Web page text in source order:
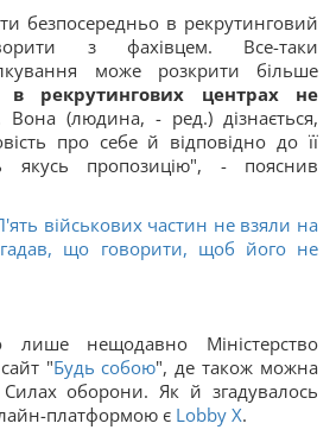
безпосередньо в рекрутинговий
з фахівцем. Все-таки
може розкрити більше
в рекрутингових центрах не
Вона (людина, - ред.) дізнається,
про себе й відповідно до її
якусь пропозицію", - пояснив
військових частин не взяли на
що говорити, щоб його не
нещодавно Міністерство
"Будь собою", де також можна
оборони. Як й згадувалось
платформою є Lobby X.